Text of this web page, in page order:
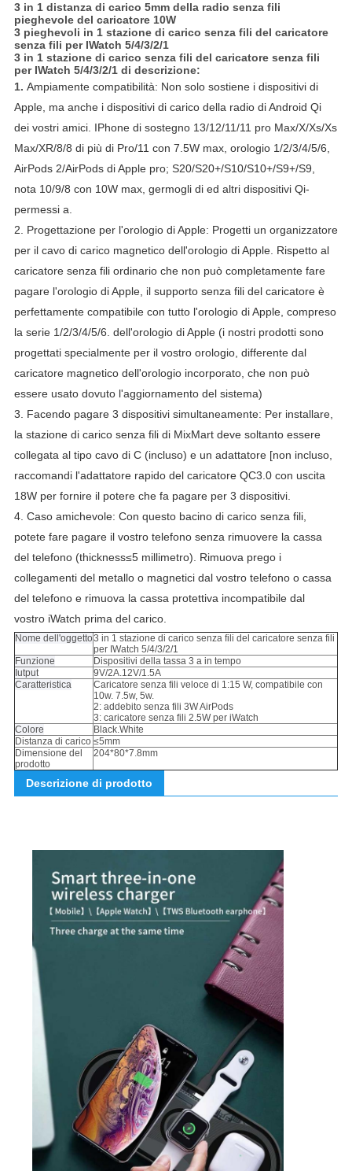
3 in 1 distanza di carico 5mm della radio senza fili
pieghevole del caricatore 10W
3 pieghevoli in 1 stazione di carico senza fili del caricatore
senza fili per IWatch 5/4/3/2/1
3 in 1 stazione di carico senza fili del caricatore senza fili
per IWatch 5/4/3/2/1 di descrizione:
1. Ampiamente compatibilità: Non solo sostiene i dispositivi di
Apple, ma anche i dispositivi di carico della radio di Android Qi
dei vostri amici. IPhone di sostegno 13/12/11/11 pro Max/X/Xs/Xs
Max/XR/8/8 di più di Pro/11 con 7.5W max, orologio 1/2/3/4/5/6,
AirPods 2/AirPods di Apple pro; S20/S20+/S10/S10+/S9+/S9,
nota 10/9/8 con 10W max, germogli di ed altri dispositivi Qi-
permessi a.
2. Progettazione per l'orologio di Apple: Progetti un organizzatore
per il cavo di carico magnetico dell'orologio di Apple. Rispetto al
caricatore senza fili ordinario che non può completamente fare
pagare l'orologio di Apple, il supporto senza fili del caricatore è
perfettamente compatibile con tutto l'orologio di Apple, compreso
la serie 1/2/3/4/5/6. dell'orologio di Apple (i nostri prodotti sono
progettati specialmente per il vostro orologio, differente dal
caricatore magnetico dell'orologio incorporato, che non può
essere usato dovuto l'aggiornamento del sistema)
3. Facendo pagare 3 dispositivi simultaneamente: Per installare,
la stazione di carico senza fili di MixMart deve soltanto essere
collegata al tipo cavo di C (incluso) e un adattatore [non incluso,
raccomandi l'adattatore rapido del caricatore QC3.0 con uscita
18W per fornire il potere che fa pagare per 3 dispositivi.
4. Caso amichevole: Con questo bacino di carico senza fili,
potete fare pagare il vostro telefono senza rimuovere la cassa
del telefono (thickness≤5 millimetro). Rimuova prego i
collegamenti del metallo o magnetici dal vostro telefono o cassa
del telefono e rimuova la cassa protettiva incompatibile dal
vostro iWatch prima del carico.
Nome dell'oggetto3 in 1 stazione di carico senza fili del caricatore senza fili
per IWatch 5/4/3/2/1
Funzione
Dispositivi della tassa 3 a in tempo
Iutput
9V/2A.12V/1.5A
Caratteristica
Caricatore senza fili veloce di 1:15 W, compatibile con
10w. 7.5w, 5w.
2: addebito senza fili 3W AirPods
3: caricatore senza fili 2.5W per iWatch
Colore
Black.White
Distanza di carico ≤5mm
Dimensione del
prodotto
204*80*7.8mm
Descrizione di prodotto